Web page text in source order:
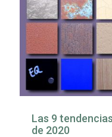
Las 9
de 2020